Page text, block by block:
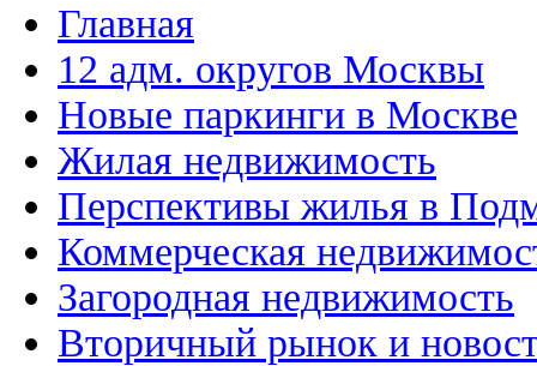
Главная
12 адм. округов Москвы
Новые паркинги в Москве
Жилая недвижимость
Перспективы жилья в
Коммерческая
Загородная недвижимость
Вторичный рынок и